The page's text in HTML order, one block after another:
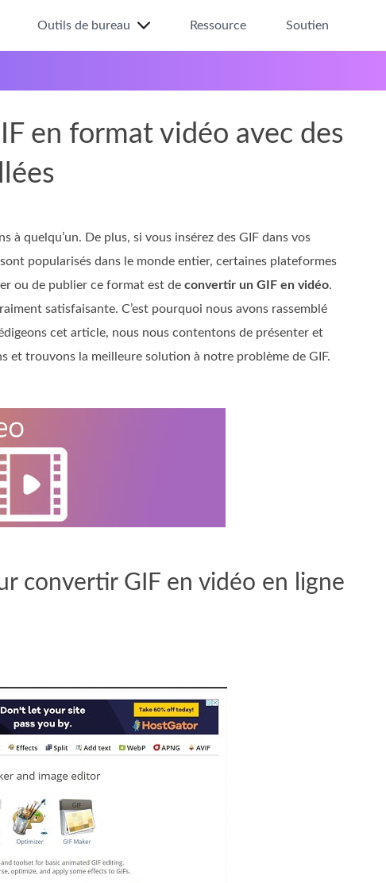
Outils de bureau Ressource Soutien
en format vidéo avec des
à quelqu’un. De plus, si vous insérez des GIF dans vos
popularisés dans le monde entier, certaines plateformes
ou de publier ce format est de convertir un GIF en vidéo.
satisfaisante. C’est pourquoi nous avons rassemblé
cet article, nous nous contentons de présenter et
et trouvons la meilleure solution à notre problème de GIF.
convertir GIF en vidéo en ligne